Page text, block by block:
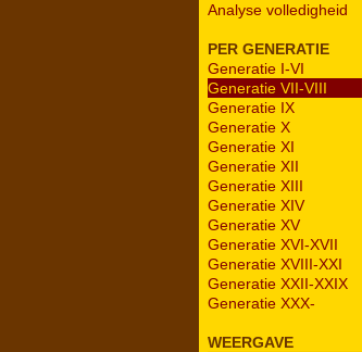
Analyse volledigheid
PER GENERATIE
Generatie I-VI
Generatie VII-VIII
Generatie IX
Generatie X
Generatie XI
Generatie XII
Generatie XIII
Generatie XIV
Generatie XV
Generatie XVI-XVII
Generatie XVIII-XXI
Generatie XXII-XXIX
Generatie XXX-
WEERGAVE